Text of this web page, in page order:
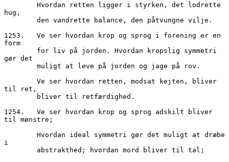
hug,
        den vandrette balance, den påtvungne vilje.
1253.	Ve ser hvordan krop og sprog i forening er en
form
gør det
        muligt at leve på jorden og jage på rov.
til ret,
        bliver til retfærdighed.
1254.	Ve ser hvordan krop og sprog adskilt bliver
til mønstre;
i
        abstrakthed; hvordan mord bliver til tal;